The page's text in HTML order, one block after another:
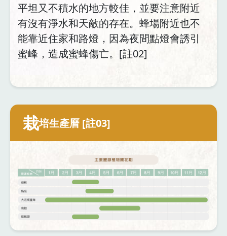
平坦又不積水的地方較佳，並要注意附近
有沒有淨水和天敵的存在。蜂場附近也不
能靠近住家和路燈，因為夜間點燈會誘引
蜜峰，造成蜜蜂傷亡。[註02]
栽培生產曆 [註03]